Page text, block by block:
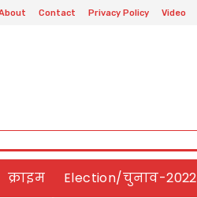
Contact Privacy Policy Video
क्राइम Election/चुनाव-2022